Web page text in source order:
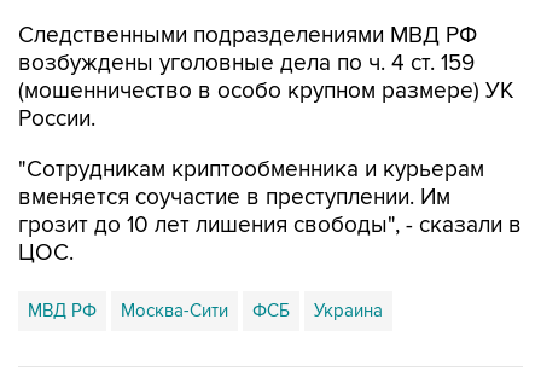
Следственными подразделениями МВД РФ
возбуждены уголовные дела по ч. 4 ст. 159
(мошенничество в особо крупном размере) УК
России.
"Сотрудникам криптообменника и курьерам
вменяется соучастие в преступлении. Им
грозит до 10 лет лишения свободы", - сказали в
ЦОС.
МВД РФ Москва-Сити ФСБ Украина